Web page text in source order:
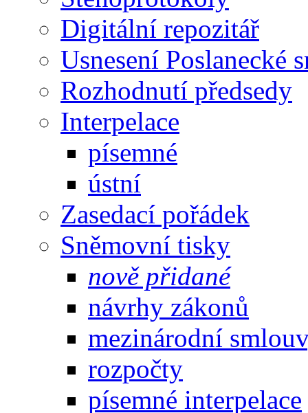
Digitální repozitář
Usnesení Poslanecké
Rozhodnutí předsedy
Interpelace
písemné
ústní
Zasedací pořádek
Sněmovní tisky
nově přidané
návrhy zákonů
mezinárodní
rozpočty
písemné interpelace